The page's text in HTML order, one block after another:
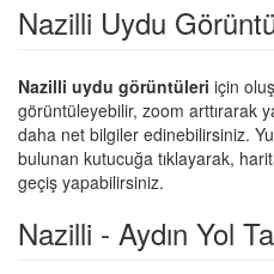
Nazilli Uydu
Nazilli uydu görüntüleri için
görüntüleyebilir, zoom arttırarak
daha net bilgiler edinebilirsiniz.
bulunan kutucuğa tıklayarak,
geçiş yapabilirsiniz.
Nazilli - Aydın Yol